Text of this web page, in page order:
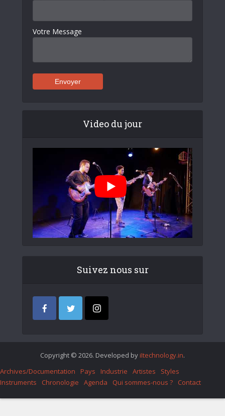
Votre Message
Video du jour
Suivez nous sur
Copyright © 2026. Developed by iItechnology.in.
Archives/Documentation
Pays Industrie Artistes
Styles
Instruments
Chronologie Agenda Qui sommes-nous ? Contact